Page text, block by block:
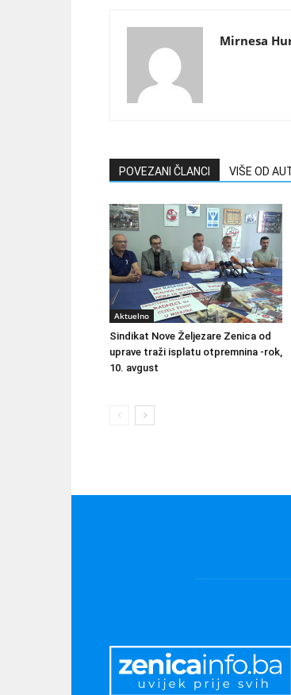
Mirnesa
POVEZANI ČLANCI VIŠE OD
Aktuelno
Sindikat Nove Željezare Zenica od
uprave traži isplatu otpremnina -rok,
10. avgust